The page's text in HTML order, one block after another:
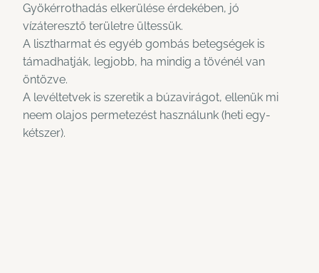
Gyökérrothadás elkerülése érdekében, jó
vízáteresztő területre ültessük.
A lisztharmat és egyéb gombás betegségek is
támadhatják, legjobb, ha mindig a tövénél van
öntözve.
A levéltetvek is szeretik a búzavirágot, ellenük mi
neem olajos permetezést használunk (heti egy-
kétszer).